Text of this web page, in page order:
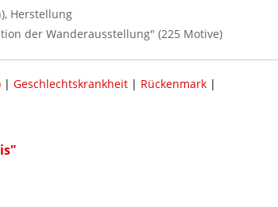
Herstellung
der Wanderausstellung" (225 Motive)
| Geschlechtskrankheit| Rückenmark|